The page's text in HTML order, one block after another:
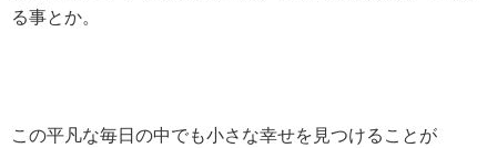
る事とか。
この平凡な毎日の中でも小さな幸せを見つけることが